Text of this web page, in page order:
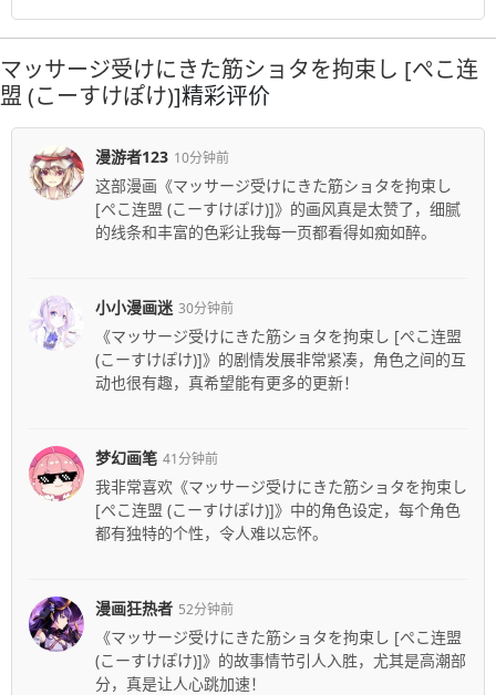
マッサージ受けにきた筋ショタを拘束し [ぺこ连
盟 (こーすけぽけ)]精彩评价
漫游者123 10分钟前
这部漫画《マッサージ受けにきた筋ショタを拘束し
[ぺこ连盟 (こーすけぽけ)]》的画风真是太赞了，细腻
的线条和丰富的色彩让我每一页都看得如痴如醉。
小小漫画迷 30分钟前
《マッサージ受けにきた筋ショタを拘束し [ぺこ连盟
(こーすけぽけ)]》的剧情发展非常紧凑，角色之间的互
动也很有趣，真希望能有更多的更新！
梦幻画笔 41分钟前
我非常喜欢《マッサージ受けにきた筋ショタを拘束し
[ぺこ连盟 (こーすけぽけ)]》中的角色设定，每个角色
都有独特的个性，令人难以忘怀。
漫画狂热者 52分钟前
《マッサージ受けにきた筋ショタを拘束し [ぺこ连盟
(こーすけぽけ)]》的故事情节引人入胜，尤其是高潮部
分，真是让人心跳加速！